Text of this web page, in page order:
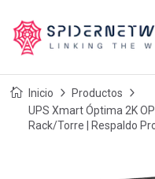
Inicio
Productos
UPS Xmart Óptima 2K
Rack/Torre | Respaldo